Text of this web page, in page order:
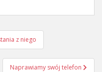
z niego
Naprawiamy swój telefon